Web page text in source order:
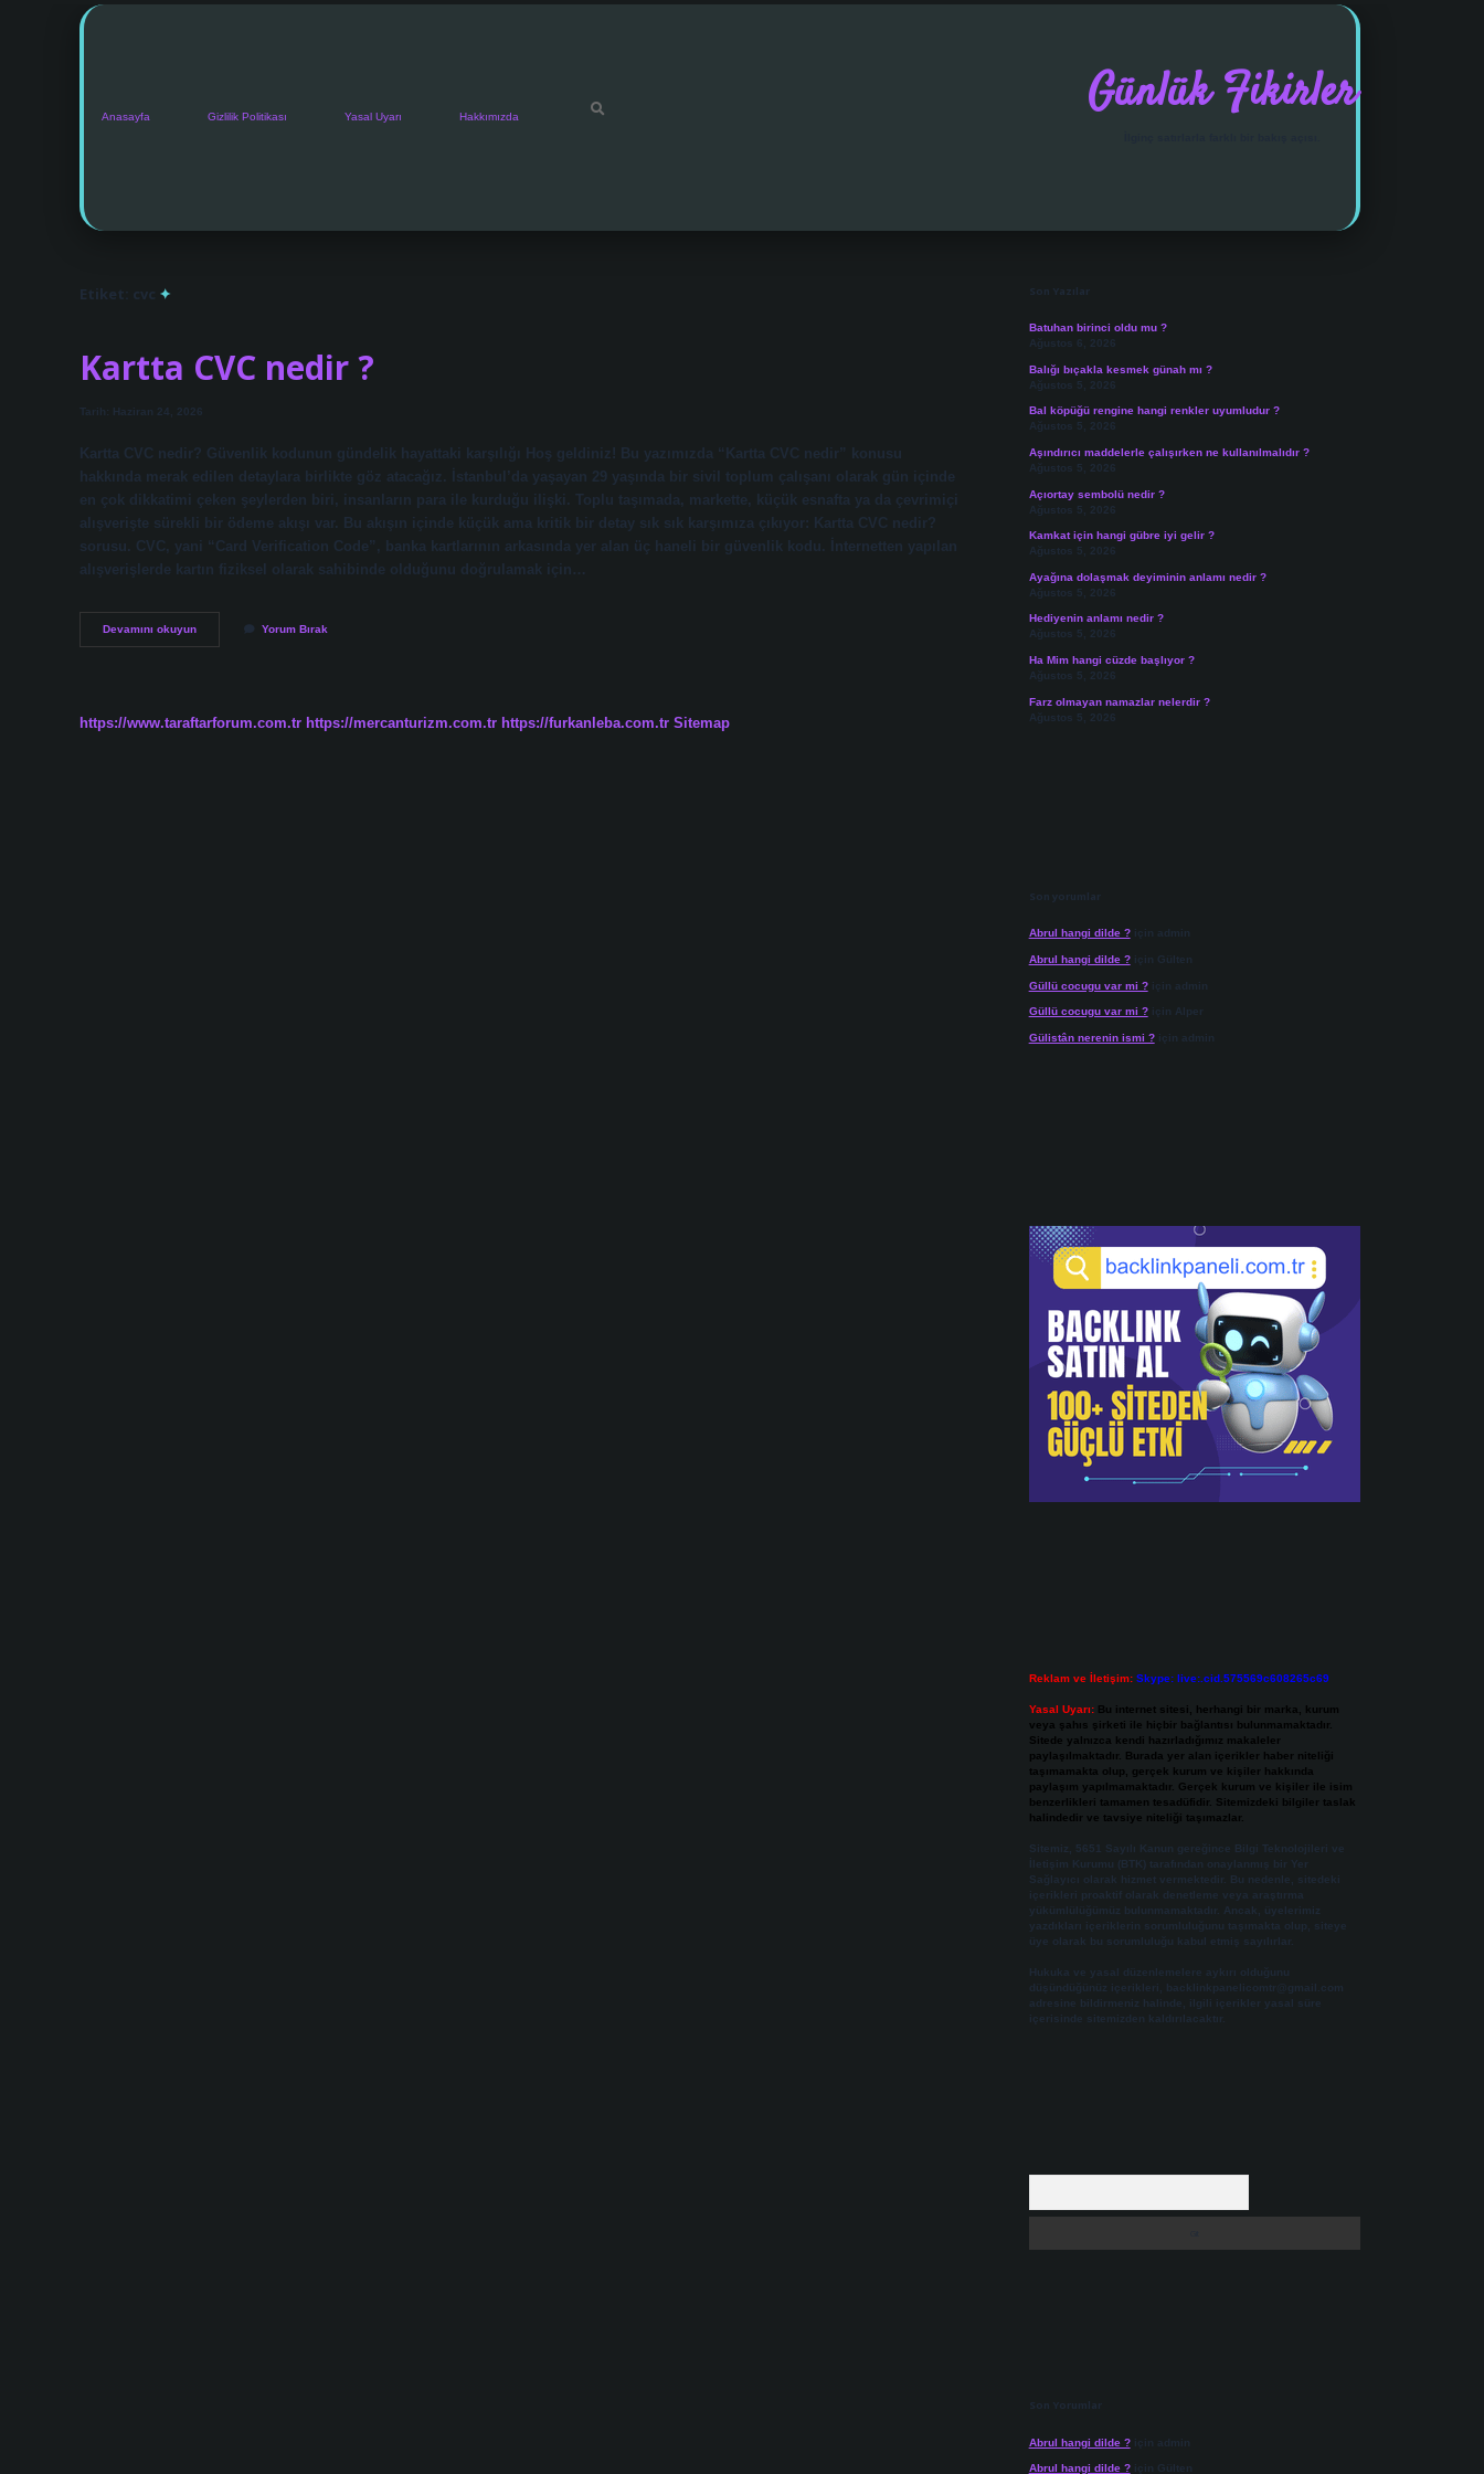
Anasayfa Gizlilik Politikası Yasal Uyarı Hakkımızda Günlük Fikirler
Etiket: cvc
Kartta CVC nedir ?
Tarih: Haziran 24, 2026
Kartta CVC nedir? Güvenlik kodunun gündelik hayattaki karşılığı Hoş geldiniz! Bu yazımızda “Kartta CVC nedir” konusu
hakkında merak edilen detaylara birlikte göz atacağız. İstanbul’da yaşayan 29 yaşında bir sivil toplum çalışanı olarak gün içinde
en çok dikkatimi çeken şeylerden biri, insanların para ile kurduğu ilişki. Toplu taşımada, markette, küçük esnafta ya da çevrimiçi
alışverişte sürekli bir ödeme akışı var. Bu akışın içinde küçük ama kritik bir detay sık sık karşımıza çıkıyor: Kartta CVC nedir?
sorusu. CVC, yani “Card Verification Code”, banka kartlarının arkasında yer alan üç haneli bir güvenlik kodu. İnternetten yapılan
alışverişlerde kartın fiziksel olarak sahibinde olduğunu doğrulamak için…
Devamını okuyunKartta
CVC
Yorum Bırak
https://www.taraftarforum.com.tr https://mercanturizm.com.tr https://furkanleba.com.tr Sitemap
Son Yazılar
Batuhan birinci oldu mu ?
Ağustos 6, 2026
Balığı bıçakla kesmek günah mı ?
Ağustos 5, 2026
Bal köpüğü rengine hangi renkler uyumludur ?
Ağustos 5, 2026
Aşındırıcı maddelerle çalışırken ne kullanılmalıdır ?
Ağustos 5, 2026
Açıortay sembolü nedir ?
Ağustos 5, 2026
Kamkat için hangi gübre iyi gelir ?
Ağustos 5, 2026
Ayağına dolaşmak deyiminin anlamı nedir ?
Ağustos 5, 2026
Hediyenin anlamı nedir ?
Ağustos 5, 2026
Ha Mim hangi cüzde başlıyor ?
Ağustos 5, 2026
Farz olmayan namazlar nelerdir ?
Ağustos 5, 2026
Son yorumlar
Abrul hangi dilde ?için admin
Abrul hangi dilde ?için Gülten
Güllü cocugu var mi ?için admin
Güllü cocugu var mi ?için Alper
Gülistân nerenin ismi ?için admin
Reklam ve İletişim: Skype: live:.cid.575569c608265c69
Yasal Uyarı: Bu internet sitesi, herhangi bir marka, kurum
veya şahıs şirketi ile hiçbir bağlantısı bulunmamaktadır.
Sitede yalnızca kendi hazırladığımız makaleler
paylaşılmaktadır. Burada yer alan içerikler haber niteliği
taşımamakta olup, gerçek kurum ve kişiler hakkında
paylaşım yapılmamaktadır. Gerçek kurum ve kişiler ile isim
benzerlikleri tamamen tesadüfidir. Sitemizdeki bilgiler taslak
halindedir ve tavsiye niteliği taşımazlar.
Sitemiz, 5651 Sayılı Kanun gereğince Bilgi Teknolojileri ve
İletişim Kurumu (BTK) tarafından onaylanmış bir Yer
Sağlayıcı olarak hizmet vermektedir. Bu nedenle, sitedeki
içerikleri proaktif olarak denetleme veya araştırma
yükümlülüğümüz bulunmamaktadır. Ancak, üyelerimiz
yazdıkları içeriklerin sorumluluğunu taşımakta olup, siteye
üye olarak bu sorumluluğu kabul etmiş sayılırlar.
Hukuka ve yasal düzenlemelere aykırı olduğunu
düşündüğünüz içerikleri,
backlinkpanelicomtr@gmail.com
adresine bildirmeniz halinde, ilgili içerikler yasal süre
içerisinde sitemizden kaldırılacaktır.
Son Yorumlar
Abrul hangi dilde ?için admin
Abrul hangi dilde ?için Gülten